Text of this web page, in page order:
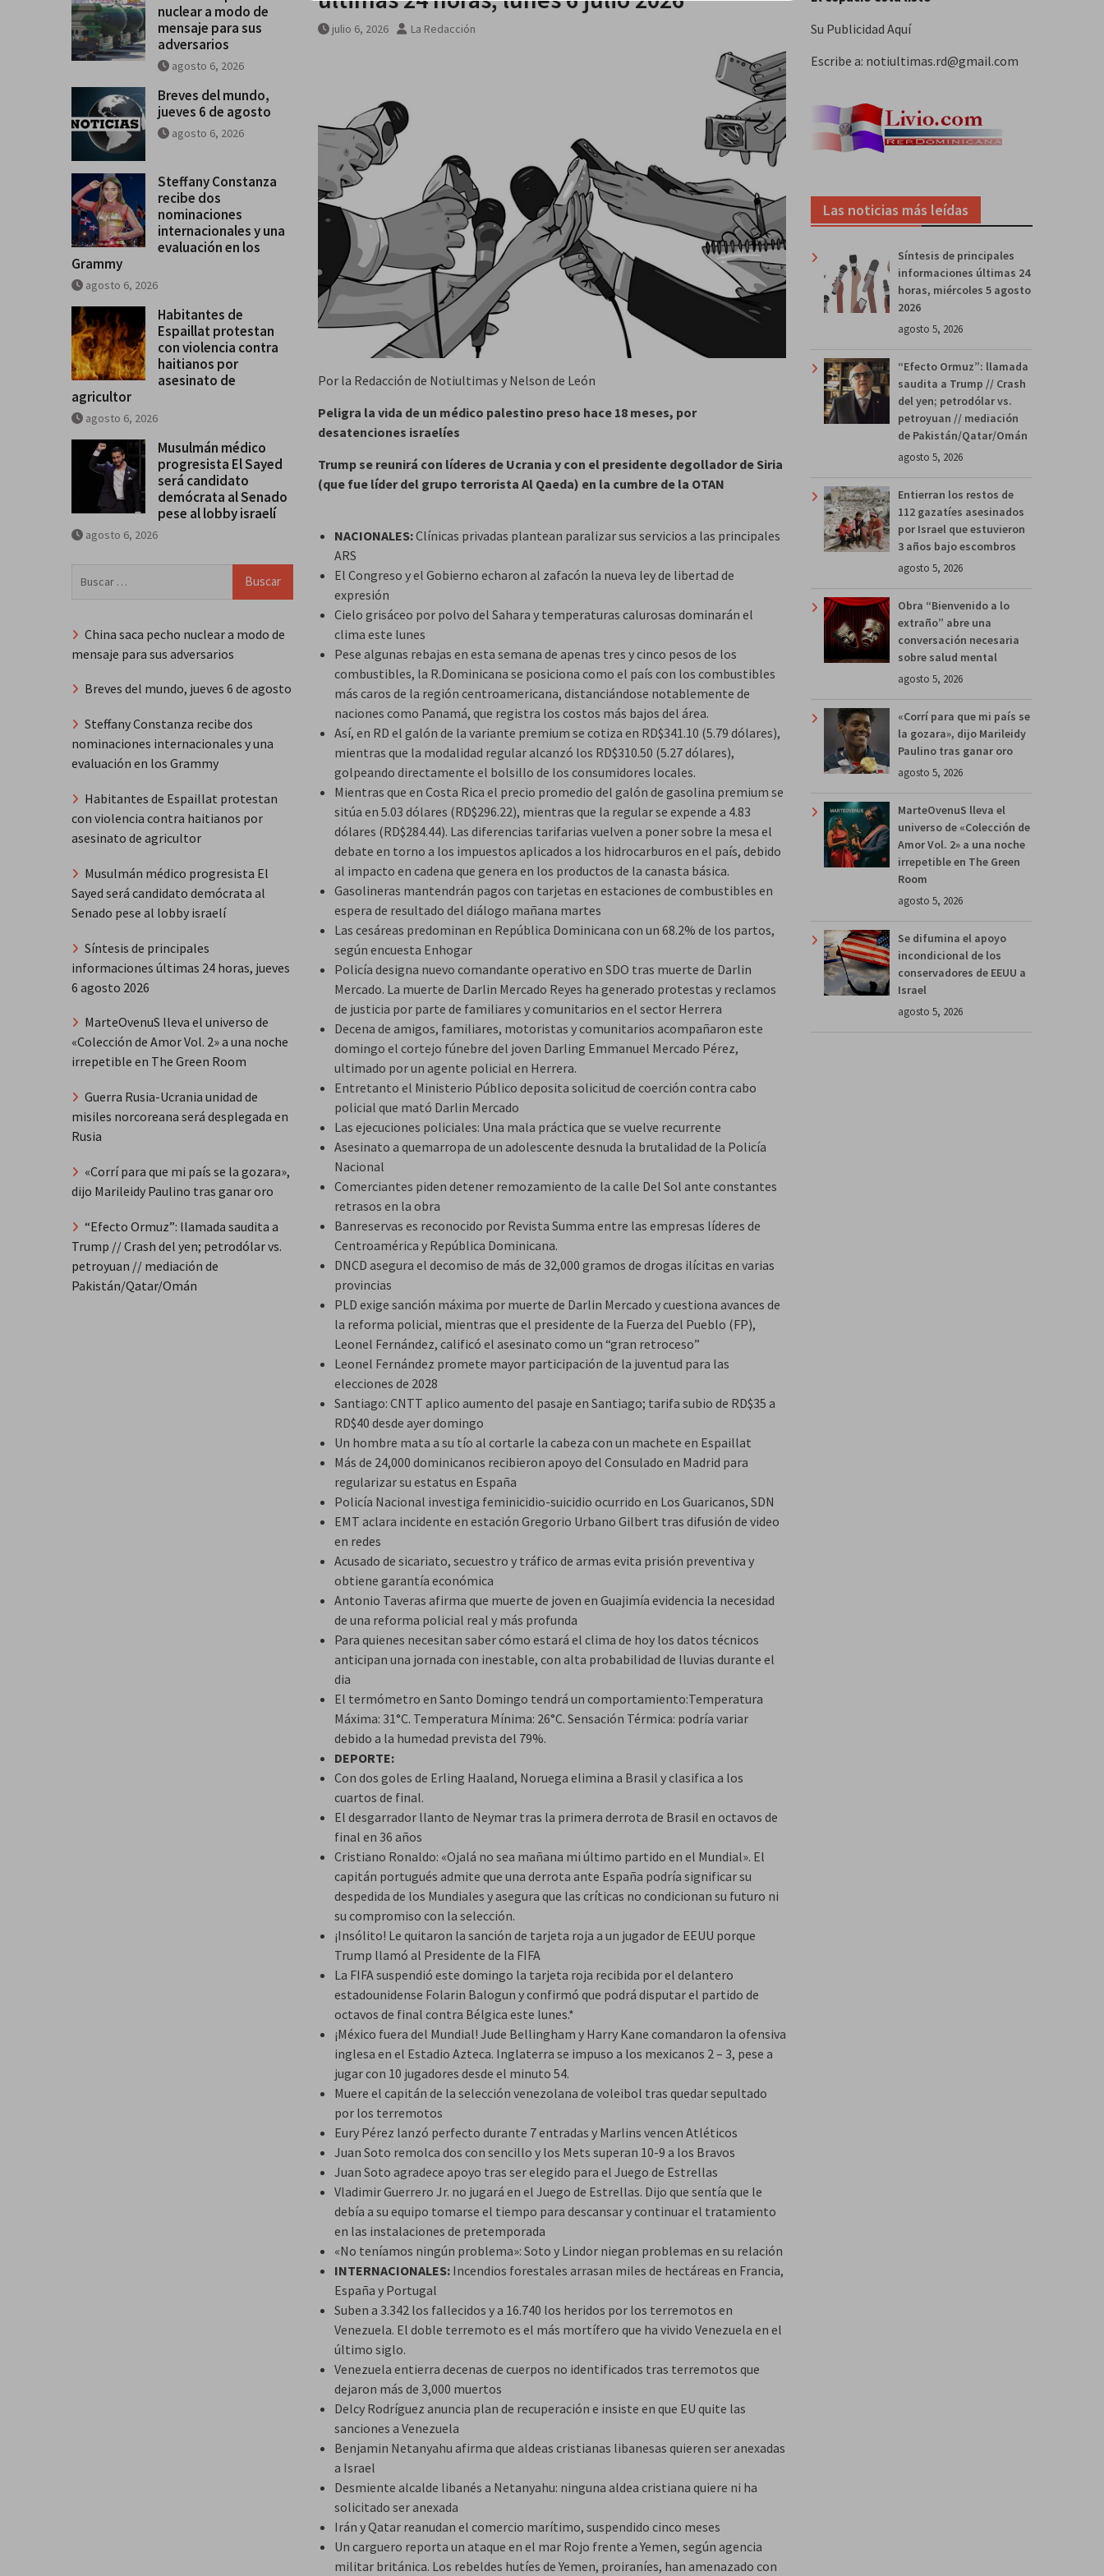
julio 6, 2026 La Redacción
Por la Redacción de Notiultimas y Nelson de León
Peligra la vida de un médico palestino preso hace 18 meses, por
desatenciones israelíes
Trump se reunirá con líderes de Ucrania y con el presidente degollador de Siria
(que fue líder del grupo terrorista Al Qaeda) en la cumbre de la OTAN
NACIONALES:Clínicas privadas plantean paralizar sus servicios a las principales
ARS
El Congreso y el Gobierno echaron al zafacón la nueva ley de libertad de
expresión
Cielo grisáceo por polvo del Sahara y temperaturas calurosas dominarán el
clima este lunes
Pese algunas rebajas en esta semana de apenas tres y cinco pesos de los
combustibles, la R.Dominicana se posiciona como el país con los combustibles
más caros de la región centroamericana, distanciándose notablemente de
naciones como Panamá, que registra los costos más bajos del área.
Así, en RD el galón de la variante premium se cotiza en RD$341.10 (5.79 dólares),
mientras que la modalidad regular alcanzó los RD$310.50 (5.27 dólares),
golpeando directamente el bolsillo de los consumidores locales.
Mientras que en Costa Rica el precio promedio del galón de gasolina premium se
sitúa en 5.03 dólares (RD$296.22), mientras que la regular se expende a 4.83
dólares (RD$284.44). Las diferencias tarifarias vuelven a poner sobre la mesa el
debate en torno a los impuestos aplicados a los hidrocarburos en el país, debido
al impacto en cadena que genera en los productos de la canasta básica.
Gasolineras mantendrán pagos con tarjetas en estaciones de combustibles en
espera de resultado del diálogo mañana martes
Las cesáreas predominan en República Dominicana con un 68.2% de los partos,
según encuesta Enhogar
Policía designa nuevo comandante operativo en SDO tras muerte de Darlin
Mercado. La muerte de Darlin Mercado Reyes ha generado protestas y reclamos
de justicia por parte de familiares y comunitarios en el sector Herrera
Decena de amigos, familiares, motoristas y comunitarios acompañaron este
domingo el cortejo fúnebre del joven Darling Emmanuel Mercado Pérez,
ultimado por un agente policial en Herrera.
Entretanto el Ministerio Público deposita solicitud de coerción contra cabo
policial que mató Darlin Mercado
Las ejecuciones policiales: Una mala práctica que se vuelve recurrente
Asesinato a quemarropa de un adolescente desnuda la brutalidad de la Policía
Nacional
Comerciantes piden detener remozamiento de la calle Del Sol ante constantes
retrasos en la obra
Banreservas es reconocido por Revista Summa entre las empresas líderes de
Centroamérica y República Dominicana.
DNCD asegura el decomiso de más de 32,000 gramos de drogas ilícitas en varias
provincias
PLD exige sanción máxima por muerte de Darlin Mercado y cuestiona avances de
la reforma policial, mientras que el presidente de la Fuerza del Pueblo (FP),
Leonel Fernández, calificó el asesinato como un “gran retroceso”
Leonel Fernández promete mayor participación de la juventud para las
elecciones de 2028
Santiago: CNTT aplico aumento del pasaje en Santiago; tarifa subio de RD$35 a
RD$40 desde ayer domingo
Un hombre mata a su tío al cortarle la cabeza con un machete en Espaillat
Más de 24,000 dominicanos recibieron apoyo del Consulado en Madrid para
regularizar su estatus en España
Policía Nacional investiga feminicidio-suicidio ocurrido en Los Guaricanos, SDN
EMT aclara incidente en estación Gregorio Urbano Gilbert tras difusión de video
en redes
Acusado de sicariato, secuestro y tráfico de armas evita prisión preventiva y
obtiene garantía económica
Antonio Taveras afirma que muerte de joven en Guajimía evidencia la necesidad
de una reforma policial real y más profunda
Para quienes necesitan saber cómo estará el clima de hoy los datos técnicos
anticipan una jornada con inestable, con alta probabilidad de lluvias durante el
dia
El termómetro en Santo Domingo tendrá un comportamiento:Temperatura
Máxima: 31°C. Temperatura Mínima: 26°C. Sensación Térmica: podría variar
debido a la humedad prevista del 79%.
DEPORTE:
Con dos goles de Erling Haaland, Noruega elimina a Brasil y clasifica a los
cuartos de final.
El desgarrador llanto de Neymar tras la primera derrota de Brasil en octavos de
final en 36 años
Cristiano Ronaldo: «Ojalá no sea mañana mi último partido en el Mundial». El
capitán portugués admite que una derrota ante España podría significar su
despedida de los Mundiales y asegura que las críticas no condicionan su futuro ni
su compromiso con la selección.
¡Insólito! Le quitaron la sanción de tarjeta roja a un jugador de EEUU porque
Trump llamó al Presidente de la FIFA
La FIFA suspendió este domingo la tarjeta roja recibida por el delantero
estadounidense Folarin Balogun y confirmó que podrá disputar el partido de
octavos de final contra Bélgica este lunes.*
¡México fuera del Mundial! Jude Bellingham y Harry Kane comandaron la ofensiva
inglesa en el Estadio Azteca. Inglaterra se impuso a los mexicanos 2 – 3, pese a
jugar con 10 jugadores desde el minuto 54.
Muere el capitán de la selección venezolana de voleibol tras quedar sepultado
por los terremotos
Eury Pérez lanzó perfecto durante 7 entradas y Marlins vencen Atléticos
Juan Soto remolca dos con sencillo y los Mets superan 10-9 a los Bravos
Juan Soto agradece apoyo tras ser elegido para el Juego de Estrellas
Vladimir Guerrero Jr. no jugará en el Juego de Estrellas. Dijo que sentía que le
debía a su equipo tomarse el tiempo para descansar y continuar el tratamiento
en las instalaciones de pretemporada
«No teníamos ningún problema»: Soto y Lindor niegan problemas en su relación
INTERNACIONALES: Incendios forestales arrasan miles de hectáreas en Francia,
España y Portugal
Suben a 3.342 los fallecidos y a 16.740 los heridos por los terremotos en
Venezuela. El doble terremoto es el más mortífero que ha vivido Venezuela en el
último siglo.
Venezuela entierra decenas de cuerpos no identificados tras terremotos que
dejaron más de 3,000 muertos
Delcy Rodríguez anuncia plan de recuperación e insiste en que EU quite las
sanciones a Venezuela
Benjamin Netanyahu afirma que aldeas cristianas libanesas quieren ser anexadas
a Israel
Desmiente alcalde libanés a Netanyahu: ninguna aldea cristiana quiere ni ha
solicitado ser anexada
Irán y Qatar reanudan el comercio marítimo, suspendido cinco meses
Un carguero reporta un ataque en el mar Rojo frente a Yemen, según agencia
militar británica. Los rebeldes hutíes de Yemen, proiraníes, han amenazado con
Su Publicidad Aquí
Escribe a: notiultimas.rd@gmail.com
Las noticias más leídas
Síntesis de principales
informaciones últimas 24
horas, miércoles 5 agosto
2026
agosto 5, 2026
“Efecto Ormuz”: llamada
saudita a Trump // Crash
del yen; petrodólar vs.
petroyuan // mediación
de Pakistán/Qatar/Omán
agosto 5, 2026
Entierran los restos de
112 gazatíes asesinados
por Israel que estuvieron
3 años bajo escombros
agosto 5, 2026
Obra “Bienvenido a lo
extraño” abre una
conversación necesaria
sobre salud mental
agosto 5, 2026
«Corrí para que mi país se
la gozara», dijo Marileidy
Paulino tras ganar oro
agosto 5, 2026
MarteOvenuS lleva el
universo de «Colección de
Amor Vol. 2» a una noche
irrepetible en The Green
Room
agosto 5, 2026
Se difumina el apoyo
incondicional de los
conservadores de EEUU a
Israel
agosto 5, 2026
nuclear a modo de
mensaje para sus
adversarios
agosto 6, 2026
Breves del mundo,
jueves 6 de agosto
agosto 6, 2026
Steffany Constanza
recibe dos
nominaciones
internacionales y una
evaluación en los
Grammy
agosto 6, 2026
Habitantes de
Espaillat protestan
con violencia contra
haitianos por
asesinato de
agricultor
agosto 6, 2026
Musulmán médico
progresista El Sayed
será candidato
demócrata al Senado
pese al lobby israelí
agosto 6, 2026
China saca pecho nuclear a modo de
mensaje para sus adversarios
Breves del mundo, jueves 6 de agosto
Steffany Constanza recibe dos
nominaciones internacionales y una
evaluación en los Grammy
Habitantes de Espaillat protestan
con violencia contra haitianos por
asesinato de agricultor
Musulmán médico progresista El
Sayed será candidato demócrata al
Senado pese al lobby israelí
Síntesis de principales
informaciones últimas 24 horas, jueves
6 agosto 2026
MarteOvenuS lleva el universo de
«Colección de Amor Vol. 2» a una noche
irrepetible en The Green Room
Guerra Rusia-Ucrania unidad de
misiles norcoreana será desplegada en
Rusia
«Corrí para que mi país se la gozara»,
dijo Marileidy Paulino tras ganar oro
“Efecto Ormuz”: llamada saudita a
Trump // Crash del yen; petrodólar vs.
petroyuan // mediación de
Pakistán/Qatar/Omán